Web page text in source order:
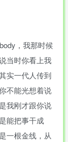
，我那时候
当时你看上我
实一代人传到
不能光想着说
我刚才跟你说
能把事干成
一根金线，从